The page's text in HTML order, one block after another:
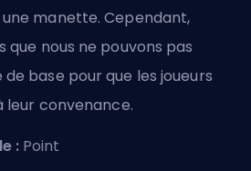
manette. Cependant,
que nous ne pouvons pas
base pour que les joueurs
leur convenance.
: Point